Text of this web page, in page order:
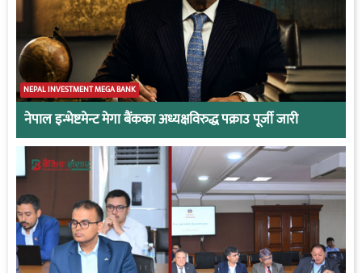
NEPAL INVESTMENT MEGA BANK
नेपाल इन्भेष्टमेन्ट मेगा बैंकका अध्यक्षविरुद्ध पक्राउ पूर्जी जारी